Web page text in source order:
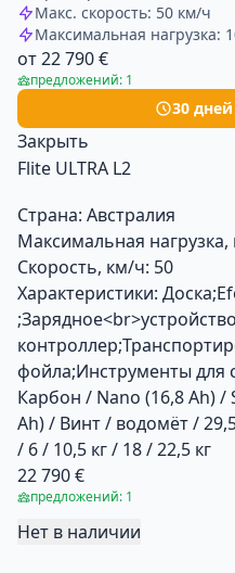
Макс. скорость: 50 км/ч
Максимальная нагрузка:
от 22 790 €
предложений: 1
30 дней
Закрыть
Flite ULTRA L2
Страна: Австралия
Максимальная нагрузка,
Скорость, км/ч: 50
Характеристики:
фойла;Инструменты для
Карбон / Nano (16,8 Ah) /
Ah) / Винт / водомёт /
/ 6 / 10,5 кг / 18 / 22,5 кг
22 790 €
предложений: 1
Нет в наличии